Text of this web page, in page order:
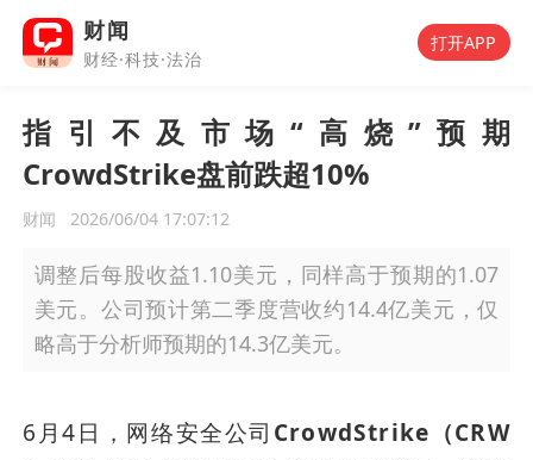
财闻
财经·科技·法治
打开APP
指引不及市场“高烧”预期
CrowdStrike盘前跌超10%
财闻 2026/06/04 17:07:12
调整后每股收益1.10美元，同样高于预期的1.07
美元。公司预计第二季度营收约14.4亿美元，仅
略高于分析师预期的14.3亿美元。
6月4日，网络安全公司 CrowdStrike（CRW